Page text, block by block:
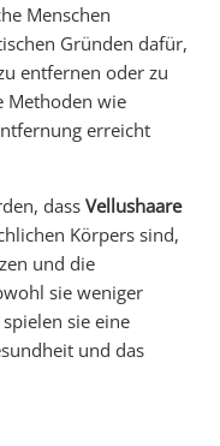
Menschen
Gründen dafür,
entfernen oder zu
Methoden wie
erreicht
dass Vellushaare
Körpers sind,
und die
sie weniger
sie eine
und das